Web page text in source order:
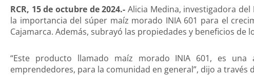
RCR, 15 de octubre de 2024.- Alicia Medina, investigadora
la importancia del súper maíz morado INIA 601 para el
Cajamarca. Además, subrayó las propiedades y beneficios de
“Este producto llamado maíz morado INIA 601, es
emprendedores, para la comunidad en general”, dijo a través